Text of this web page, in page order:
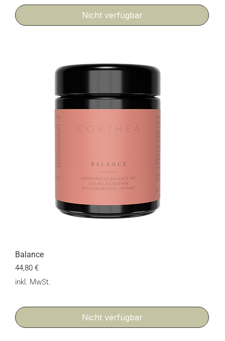
Nicht verfügbar
Balance
Preis
44,80 €
inkl. MwSt.
Nicht verfügbar